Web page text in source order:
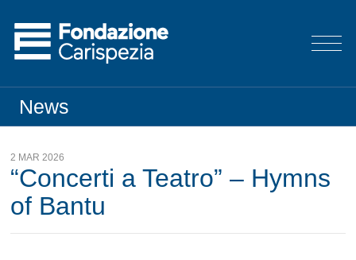
News
2 MAR 2026
“Concerti a Teatro” – Hymns
of Bantu